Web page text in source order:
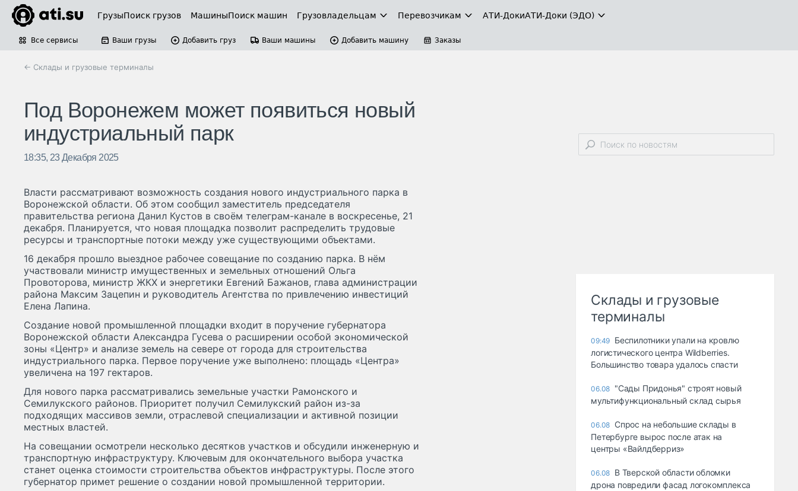
ГрузыПоиск грузов МашиныПоиск машин Грузовладельцам Перевозчикам АТИ-ДокиАТИ-Доки (ЭДО)
Все сервисы Ваши грузы Добавить груз Ваши машины Добавить машину Заказы
← Склады и грузовые терминалы
Под Воронежем может появиться новый
индустриальный парк
18:35, 23 Декабря 2025
Власти рассматривают возможность создания нового индустриального парка в
Воронежской области. Об этом сообщил заместитель председателя
правительства региона Данил Кустов в своём телеграм-канале в воскресенье, 21
декабря. Планируется, что новая площадка позволит распределить трудовые
ресурсы и транспортные потоки между уже существующими объектами.
16 декабря прошло выездное рабочее совещание по созданию парка. В нём
участвовали министр имущественных и земельных отношений Ольга
Провоторова, министр ЖКХ и энергетики Евгений Бажанов, глава администрации
района Максим Зацепин и руководитель Агентства по привлечению инвестиций
Елена Лапина.
Создание новой промышленной площадки входит в поручение губернатора
Воронежской области Александра Гусева о расширении особой экономической
зоны «Центр» и анализе земель на севере от города для строительства
индустриального парка. Первое поручение уже выполнено: площадь «Центра»
увеличена на 197 гектаров.
Для нового парка рассматривались земельные участки Рамонского и
Семилукского районов. Приоритет получил Семилукский район из-за
подходящих массивов земли, отраслевой специализации и активной позиции
местных властей.
На совещании осмотрели несколько десятков участков и обсудили инженерную и
транспортную инфраструктуру. Ключевым для окончательного выбора участка
станет оценка стоимости строительства объектов инфраструктуры. После этого
губернатор примет решение о создании новой промышленной территории.
Склады и грузовые
терминалы
09:49 Беспилотники упали на кровлю
логистического центра Wildberries.
Большинство товара удалось спасти
06.08 "Сады Придонья" строят новый
мультифункциональный склад сырья
06.08 Спрос на небольшие склады в
Петербурге вырос после атак на
центры «Вайлдберриз»
06.08 В Тверской области обломки
дрона повредили фасад логокомплекса